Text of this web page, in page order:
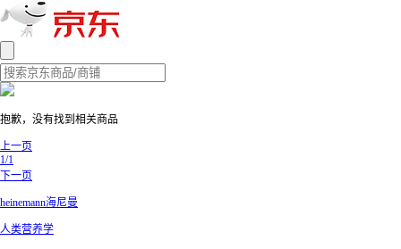
抱歉，没有找到相关商品
上一页
1/1
下一页
heinemann海尼曼
人类营养学